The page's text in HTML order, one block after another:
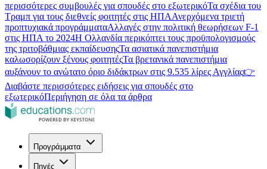
περισσότερες συμβουλές για σπουδές στο εξωτερικόΤα σχέδια του
Τραμπ για τους διεθνείς φοιτητές στις ΗΠΑΑνερχόμενα τριετή
προπτυχιακά προγράμματαΑλλαγές στην πολιτική θεωρήσεων F-1
στις ΗΠΑ το 2024Η Ολλανδία περικόπτει τους προϋπολογισμούς
της τριτοβάθμιας εκπαίδευσηςΤα ασιατικά πανεπιστήμια
καλωσορίζουν ξένους φοιτητέςΤα βρετανικά πανεπιστήμια
αυξάνουν το ανώτατο όριο διδάκτρων στις 9.535 λίρες Αγγλίας👉
Διαβάστε περισσότερες ειδήσεις για σπουδές στο
εξωτερικόΠεριήγηση σε όλα τα άρθρα
Προγράμματα
Πηγές